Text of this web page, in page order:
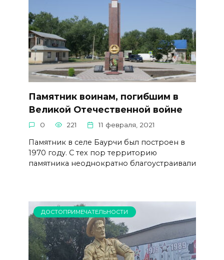
Памятник воинам, погибшим в
Великой Отечественной войне
0 221 11 февраля, 2021
Памятник в селе Баурчи был построен в
1970 году. С тех пор территорию
памятника неоднократно благоустраивали
ДОСТОПРИМЕЧАТЕЛЬНОСТИ